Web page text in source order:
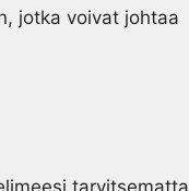
jotka voivat johtaa
tarvitsematta